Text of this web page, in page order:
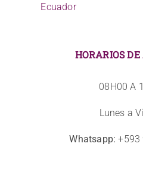
Ecuador
HORARIOS
08H00 A
Lunes a
Whatsapp: +593